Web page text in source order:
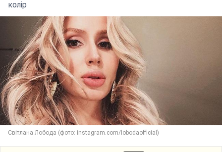
колір
Світлана Лобода (фото: instagram.com/lobodaofficial)